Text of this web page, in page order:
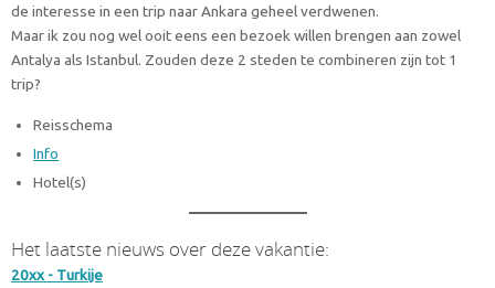
de interesse in een trip naar Ankara geheel verdwenen.
Maar ik zou nog wel ooit eens een bezoek willen brengen aan zowel
Antalya als Istanbul. Zouden deze 2 steden te combineren zijn tot 1
trip?
Reisschema
Info
Hotel(s)
Het laatste nieuws over deze vakantie:
20xx - Turkije